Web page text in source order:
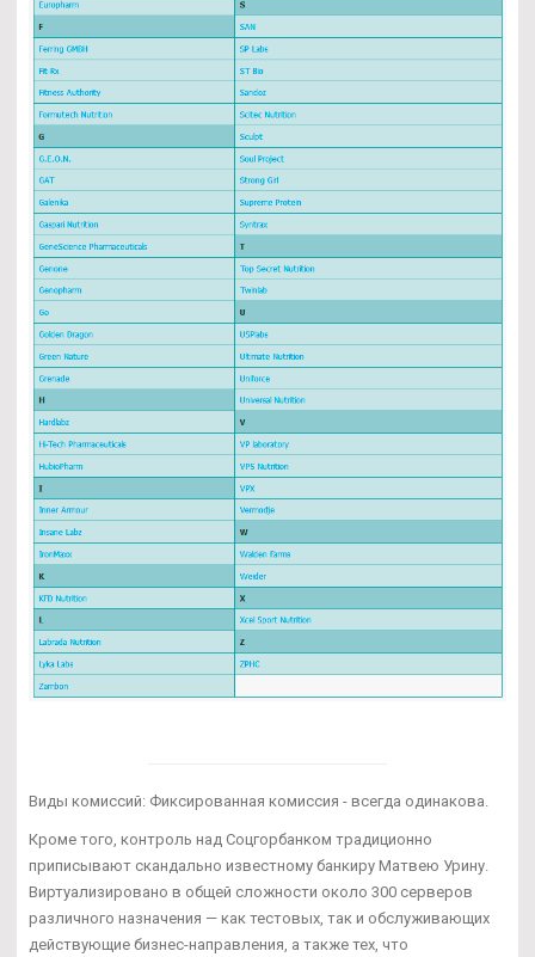
Виды комиссий: Фиксированная комиссия - всегда одинакова.
Кроме того, контроль над Соцгорбанком традиционно
приписывают скандально известному банкиру Матвею Урину.
Виртуализировано в общей сложности около 300 серверов
различного назначения — как тестовых, так и обслуживающих
действующие бизнес-направления, а также тех, что